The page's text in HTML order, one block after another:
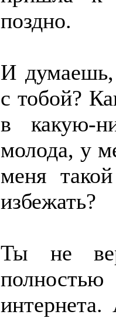
поздно.
И думаешь,
с тобой?
в какую-
молода, у
меня
избежать?
Ты не